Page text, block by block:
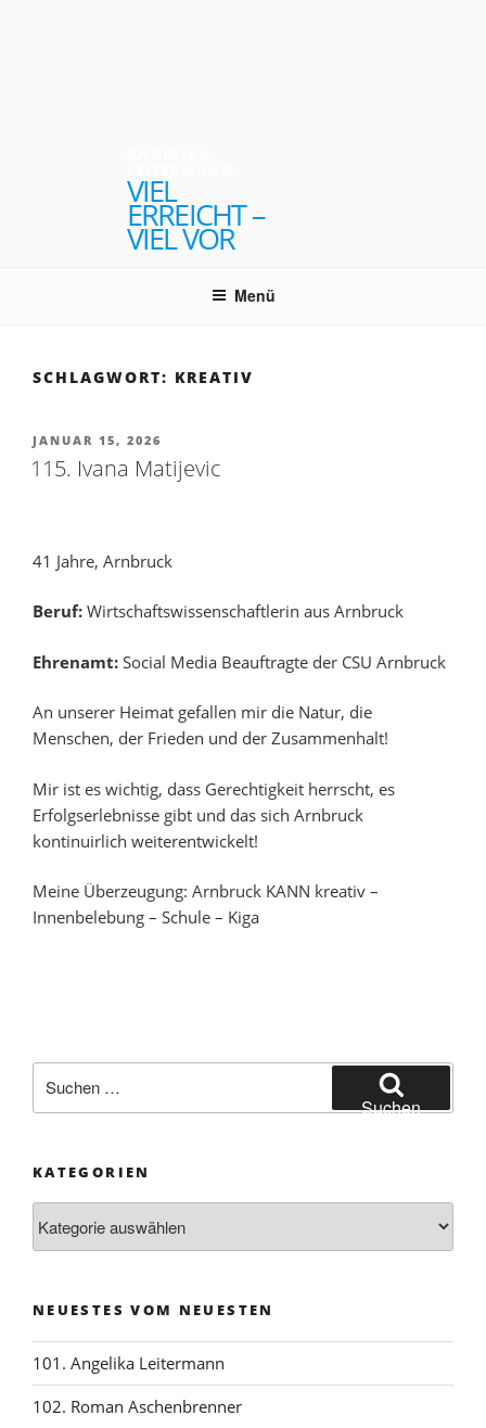
VIEL
ERREICHT –
VIEL VOR
Menü
SCHLAGWORT: KREATIV
VERÖFFENTLICHT
AM
JANUAR 15, 2026
115. Ivana Matijevic
41 Jahre, Arnbruck
Beruf: Wirtschaftswissenschaftlerin aus Arnbruck
Ehrenamt: Social Media Beauftragte der CSU Arnbruck
An unserer Heimat gefallen mir die Natur, die
Menschen, der Frieden und der Zusammenhalt!
Mir ist es wichtig, dass Gerechtigkeit herrscht, es
Erfolgserlebnisse gibt und das sich Arnbruck
kontinuirlich weiterentwickelt!
Meine Überzeugung: Arnbruck KANN kreativ –
Innenbelebung – Schule – Kiga
nach:
Suchen
KATEGORIEN
NEUESTES VOM NEUESTEN
101. Angelika Leitermann
102. Roman Aschenbrenner